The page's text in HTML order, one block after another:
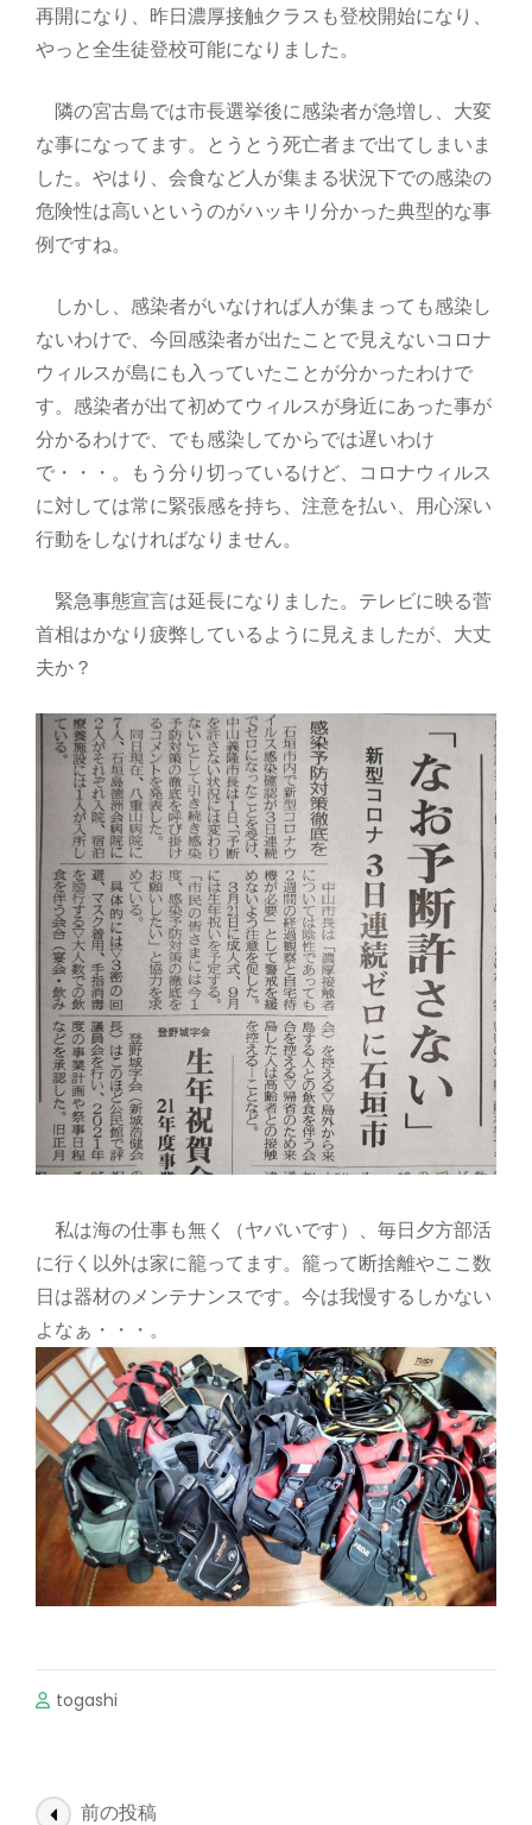
再開になり、昨日濃厚接触クラスも登校開始になり、
やっと全生徒登校可能になりました。
隣の宮古島では市長選挙後に感染者が急増し、大変
な事になってます。とうとう死亡者まで出てしまいま
した。やはり、会食など人が集まる状況下での感染の
危険性は高いというのがハッキリ分かった典型的な事
例ですね。
しかし、感染者がいなければ人が集まっても感染し
ないわけで、今回感染者が出たことで見えないコロナ
ウィルスが島にも入っていたことが分かったわけで
す。感染者が出て初めてウィルスが身近にあった事が
分かるわけで、でも感染してからでは遅いわけ
で・・・。もう分り切っているけど、コロナウィルス
に対しては常に緊張感を持ち、注意を払い、用心深い
行動をしなければなりません。
緊急事態宣言は延長になりました。テレビに映る菅
首相はかなり疲弊しているように見えましたが、大丈
夫か？
私は海の仕事も無く（ヤバいです）、毎日夕方部活
に行く以外は家に籠ってます。籠って断捨離やここ数
日は器材のメンテナンスです。今は我慢するしかない
よなぁ・・・。
togashi
投 前の投稿